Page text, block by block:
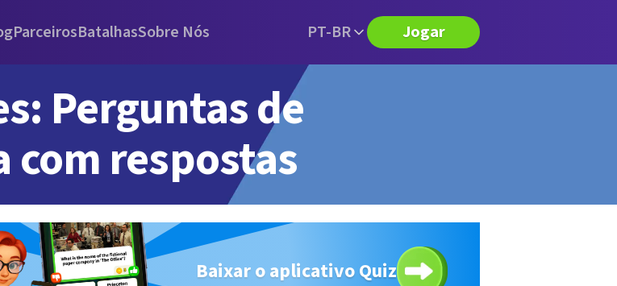
ParceirosBatalhasSobre Nós PT-BR Jogar
Perguntas de
com respostas
Baixar o aplicativo Quiz